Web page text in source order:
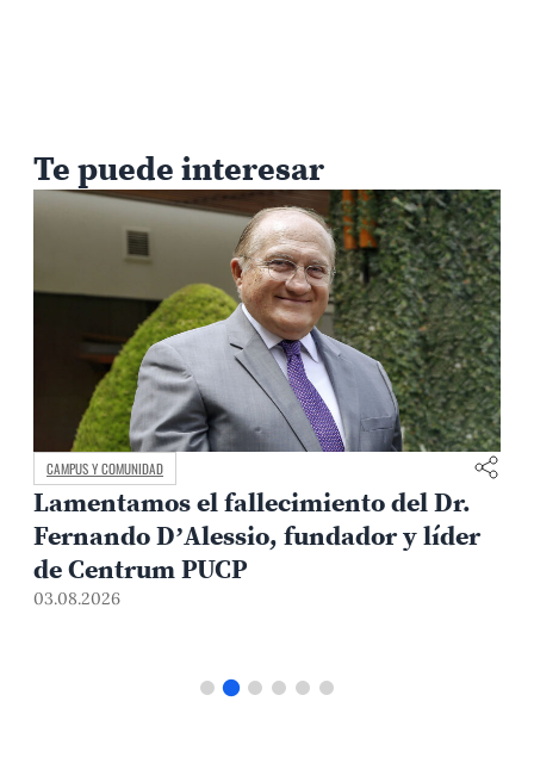
Te puede interesar
Y COMUNIDAD
el fallecimiento del Dr.
D’Alessio, fundador y líder
Centrum PUCP
MEDIO